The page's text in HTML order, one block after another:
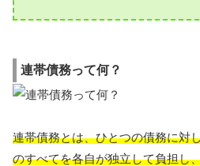
連帯債務って何？
連帯債務とは、ひとつの債務に対
のすべてを各自が独立して負担し